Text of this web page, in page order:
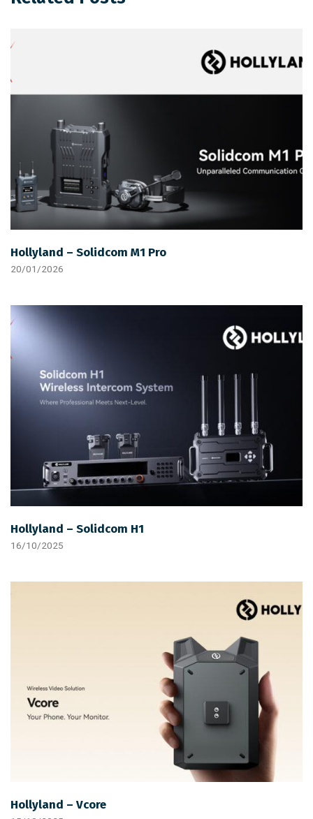
Hollyland – Solidcom M1 Pro
20/01/2026
Hollyland – Solidcom H1
16/10/2025
Hollyland – Vcore